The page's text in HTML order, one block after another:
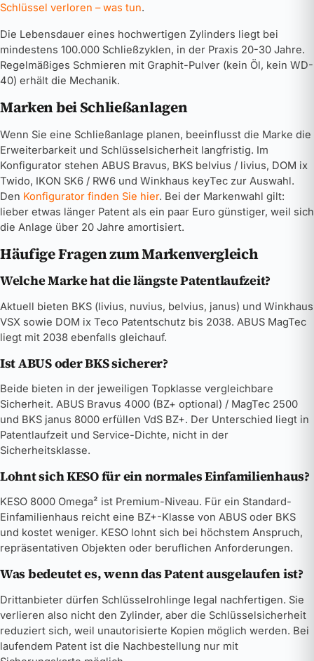
Schlüssel verloren – was tun.
Die Lebensdauer eines hochwertigen Zylinders liegt bei
mindestens 100.000 Schließzyklen, in der Praxis 20-30 Jahre.
Regelmäßiges Schmieren mit Graphit-Pulver (kein Öl, kein WD-
40) erhält die Mechanik.
Marken bei Schließanlagen
Wenn Sie eine Schließanlage planen, beeinflusst die Marke die
Erweiterbarkeit und Schlüsselsicherheit langfristig. Im
Konfigurator stehen ABUS Bravus, BKS belvius / livius, DOM ix
Twido, IKON SK6 / RW6 und Winkhaus keyTec zur Auswahl.
Den Konfigurator finden Sie hier. Bei der Markenwahl gilt:
lieber etwas länger Patent als ein paar Euro günstiger, weil sich
die Anlage über 20 Jahre amortisiert.
Häufige Fragen zum Markenvergleich
Welche Marke hat die längste Patentlaufzeit?
Aktuell bieten BKS (livius, nuvius, belvius, janus) und Winkhaus
VSX sowie DOM ix Teco Patentschutz bis 2038. ABUS MagTec
liegt mit 2038 ebenfalls gleichauf.
Ist ABUS oder BKS sicherer?
Beide bieten in der jeweiligen Topklasse vergleichbare
Sicherheit. ABUS Bravus 4000 (BZ+ optional) / MagTec 2500
und BKS janus 8000 erfüllen VdS BZ+. Der Unterschied liegt in
Patentlaufzeit und Service-Dichte, nicht in der
Sicherheitsklasse.
Lohnt sich KESO für ein normales Einfamilienhaus?
KESO 8000 Omega² ist Premium-Niveau. Für ein Standard-
Einfamilienhaus reicht eine BZ+-Klasse von ABUS oder BKS
und kostet weniger. KESO lohnt sich bei höchstem Anspruch,
repräsentativen Objekten oder beruflichen Anforderungen.
Was bedeutet es, wenn das Patent ausgelaufen ist?
Drittanbieter dürfen Schlüsselrohlinge legal nachfertigen. Sie
verlieren also nicht den Zylinder, aber die Schlüsselsicherheit
reduziert sich, weil unautorisierte Kopien möglich werden. Bei
laufendem Patent ist die Nachbestellung nur mit